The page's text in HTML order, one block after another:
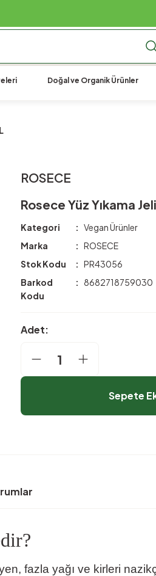
Ücretsiz Kargo990 TL Üzeri
Doğal ve Organik Ürünler
ROSECE
Rosece Yüz Yıkama
Kategori
Vegan Ürünler
Marka
ROSECE
Stok Kodu
PR43056
Barkod
Kodu
8682718759030
Adet:
Sepete
fazla yağı ve kirleri